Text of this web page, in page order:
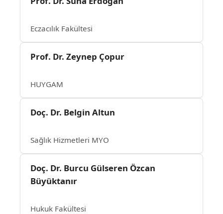
Eczacılık Fakültesi
Prof. Dr. Zeynep Çopur
HUYGAM
Doç. Dr. Belgin Altun
Sağlık Hizmetleri MYO
Doç. Dr. Burcu Gülseren Özcan
Büyüktanır
Hukuk Fakültesi